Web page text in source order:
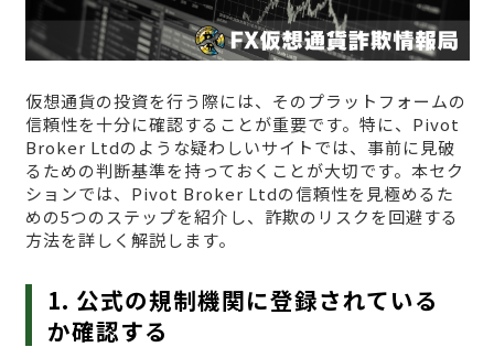
仮想通貨の投資を行う際には、そのプラットフォームの
信頼性を十分に確認することが重要です。特に、Pivot
Broker Ltdのような疑わしいサイトでは、事前に見破
るための判断基準を持っておくことが大切です。本セク
ションでは、Pivot Broker Ltdの信頼性を見極めるた
めの5つのステップを紹介し、詐欺のリスクを回避する
方法を詳しく解説します。
1. 公式の規制機関に登録されている
か確認する